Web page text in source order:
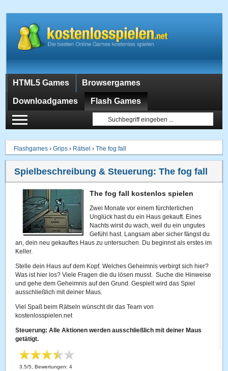
HTML5 Games Browsergames
Downloadgames Flash Games
Flashgames ›Grips › Rätsel ›The fog fall
Spielbeschreibung & Steuerung:The fog fall
The fog fall kostenlos spielen
Zwei Monate vor einem fürchterlichen
Unglück hast du ein Haus gekauft. Eines
Nachts wirst du wach, weil du ein ungutes
Gefühl hast. Langsam aber sicher fängst du
an, dein neu gekauftes Haus zu untersuchen. Du beginnst als erstes im
Keller.
Stelle dein Haus auf dem Kopf. Welches Geheimnis verbirgt sich hier?
Was ist hier los? Viele Fragen die du lösen musst. Suche die Hinweise
und gehe dem Geheimnis auf den Grund. Gespielt wird das Spiel
ausschließlich mit deiner Maus.
Viel Spaß beim Rätseln wünscht dir das Team von
kostenlosspielen.net
Steuerung: Alle Aktionen werden ausschließlich mit deiner Maus
getätigt.
3.5/5 , Bewertungen:4